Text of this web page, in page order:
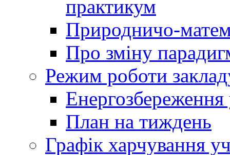
практикум
Природничо-
Про зміну
Режим роботи
Енергозбереження
План на тиждень
Графік харчування